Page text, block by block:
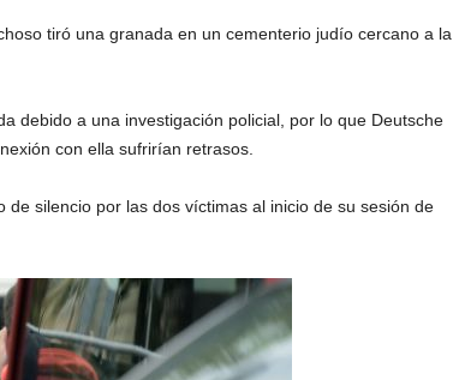
tiró una granada en un cementerio judío cercano a la
debido a una investigación policial, por lo que Deutsche
con ella sufrirían retrasos.
silencio por las dos víctimas al inicio de su sesión de